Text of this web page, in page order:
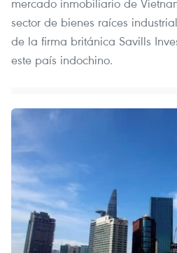
sector de bienes raíces
de la firma británica Savills
este país indochino.